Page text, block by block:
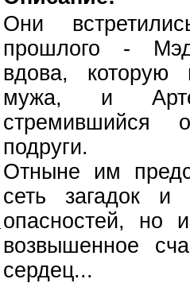
Они
прошлого -
вдова, которую
мужа, и
стремившийся
подруги.
Отныне им
сеть загадок и
опасностей, но
возвышенное
сердец...